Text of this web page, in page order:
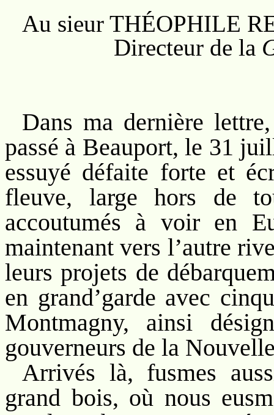
Au sieur THÉOPHILE
Directeur de la
Dans ma dernière
passé à Beauport, le 31
essuyé défaite forte et
fleuve, large hors de
accoutumés à voir en
maintenant vers l’autre
leurs projets de
en grand’garde avec
Montmagny, ainsi
gouverneurs de la
Arrivés là, fusmes
grand bois, où nous